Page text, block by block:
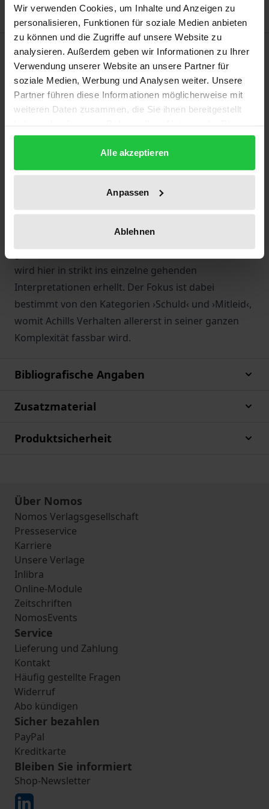
Wir verwenden Cookies, um Inhalte und Anzeigen zu
personalisieren, Funktionen für soziale Medien anbieten
zu können und die Zugriffe auf unsere Website zu
analysieren. Außerdem geben wir Informationen zu Ihrer
Verwendung unserer Website an unsere Partner für
soziale Medien, Werbung und Analysen weiter. Unsere
Partner führen diese Informationen möglicherweise mit
weiteren Daten zusammen, die Sie ihnen bereitgestellt
gesammelt haben.
Alle akzeptieren
Anpassen
Ablehnen
Beschreibung
In HomersIliasfindet die Hauptgestalt, Achill,
zweimal zu einer Handlungsweise, die das, was sie
selbst zuvor als unumstößlich festgelegt hatte, ins
genaue Gegenteil verkehrt. Achill hatte sich
geweigert, auf seiten der Griechen in den Kampf
einzugreifen – und greift wieder in den Kampf ein.
Achill hatte mehrfach angekündigt, den Leichnam
Priamos frei. Wie der jeweilige Umschlag in einem
wird hier in strikt ins einzelne gehenden
Interpretationen erhellt. Der Fokus ist dabei
bestimmt von den Kategorien ›Schuld‹ und ›Mitleid‹,
womit Achills Verhalten allererst in seiner ganzen
Komplexität fassbar wird.
Bibliografische Angaben
Zusatzmaterial
Produktsicherheit
Über Nomos
Nomos Verlagsgesellschaft
Presseservice
Karriere
Unsere Verlage
Inlibra
Online-Module
Zeitschriften
NomosEvents
Service
Lieferung und Zahlung
Kontakt
Häufig gestellte Fragen
Widerruf
Abo kündigen
Sicher bezahlen
PayPal
Kreditkarte
Bleiben Sie informiert
Shop-Newsletter